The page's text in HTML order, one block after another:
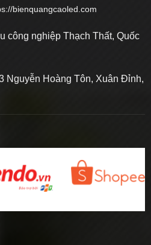
bienquangcaoled.com
công nghiệp Thạch Thất, Quốc
Nguyễn Hoàng Tôn, Xuân Đỉnh,